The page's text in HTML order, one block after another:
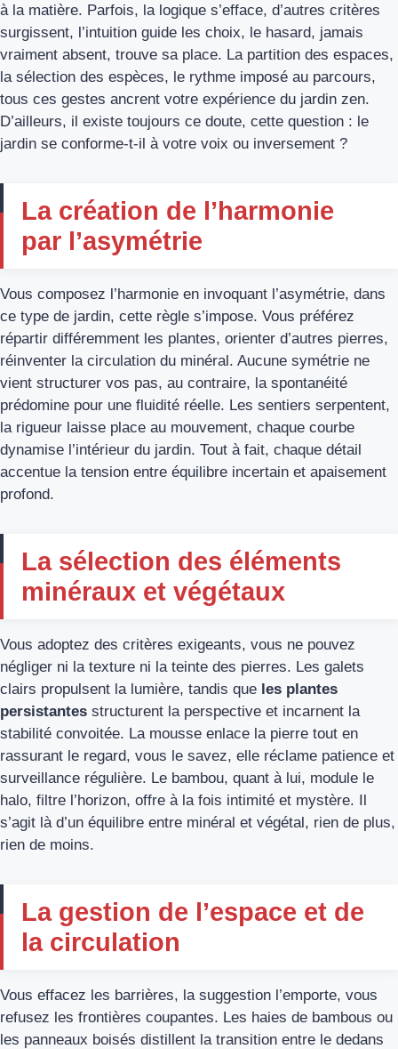
à la matière. Parfois, la logique s’efface, d’autres critères
surgissent, l’intuition guide les choix, le hasard, jamais
vraiment absent, trouve sa place. La partition des espaces,
la sélection des espèces, le rythme imposé au parcours,
tous ces gestes ancrent votre expérience du jardin zen.
D’ailleurs, il existe toujours ce doute, cette question : le
jardin se conforme-t-il à votre voix ou inversement ?
La création de l’harmonie
par l’asymétrie
Vous composez l’harmonie en invoquant l’asymétrie, dans
ce type de jardin, cette règle s’impose. Vous préférez
répartir différemment les plantes, orienter d’autres pierres,
réinventer la circulation du minéral. Aucune symétrie ne
vient structurer vos pas, au contraire, la spontanéité
prédomine pour une fluidité réelle. Les sentiers serpentent,
la rigueur laisse place au mouvement, chaque courbe
dynamise l’intérieur du jardin. Tout à fait, chaque détail
accentue la tension entre équilibre incertain et apaisement
profond.
La sélection des éléments
minéraux et végétaux
Vous adoptez des critères exigeants, vous ne pouvez
négliger ni la texture ni la teinte des pierres. Les galets
clairs propulsent la lumière, tandis que les plantes
persistantes structurent la perspective et incarnent la
stabilité convoitée. La mousse enlace la pierre tout en
rassurant le regard, vous le savez, elle réclame patience et
surveillance régulière. Le bambou, quant à lui, module le
halo, filtre l’horizon, offre à la fois intimité et mystère. Il
s’agit là d’un équilibre entre minéral et végétal, rien de plus,
rien de moins.
La gestion de l’espace et de
la circulation
Vous effacez les barrières, la suggestion l’emporte, vous
refusez les frontières coupantes. Les haies de bambous ou
les panneaux boisés distillent la transition entre le dedans